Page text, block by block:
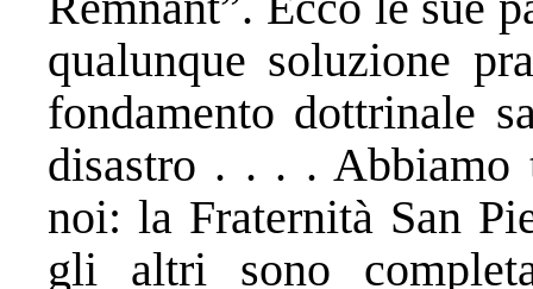
qualunque soluzione
fondamento dottrinale
disastro . . . . Abbiamo
noi: la Fraternità San
gli altri sono